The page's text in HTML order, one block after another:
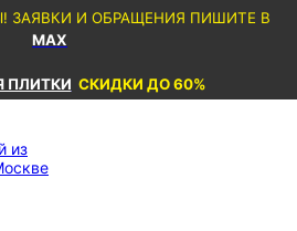
ЗАЯВКИ И ОБРАЩЕНИЯ ПИШИТЕ В
MAX
ПЛИТКИ СКИДКИ ДО 60%